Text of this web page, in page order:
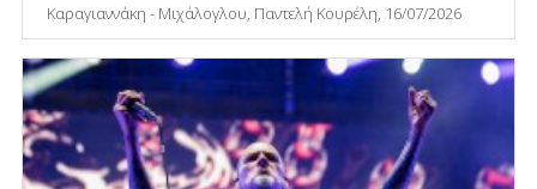
Καραγιαννάκη - Μιχάλογλου, Παντελή Κουρέλη, 16/07/2026